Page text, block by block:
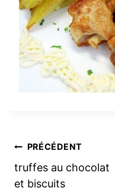
Navigation
de
PRÉCÉDENT
truffes au chocolat
et biscuits